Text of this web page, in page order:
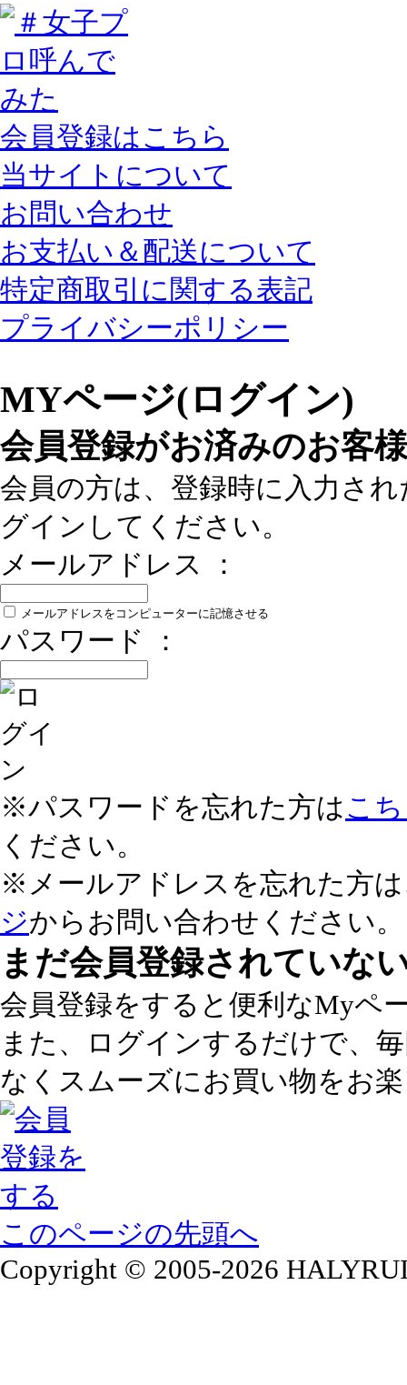
会員登録はこちら
当サイトについて
お問い合わせ
お支払い＆配送について
特定商取引に関する表記
プライバシーポリシー
MYページ(ログイン)
会員登録がお済みのお客様
会員の方は、登録時に入力さ
グインしてください。
メールアドレス ：
メールアドレスをコンピューターに記憶させる
パスワード ：
※パスワードを忘れた方はこ
ください。
※メールアドレスを忘れた方
ジからお問い合わせください。
まだ会員登録されていな
会員登録をすると便利なMyペ
また、ログインするだけで、
なくスムーズにお買い物をお
このページの先頭へ
Copyright © 2005-2026